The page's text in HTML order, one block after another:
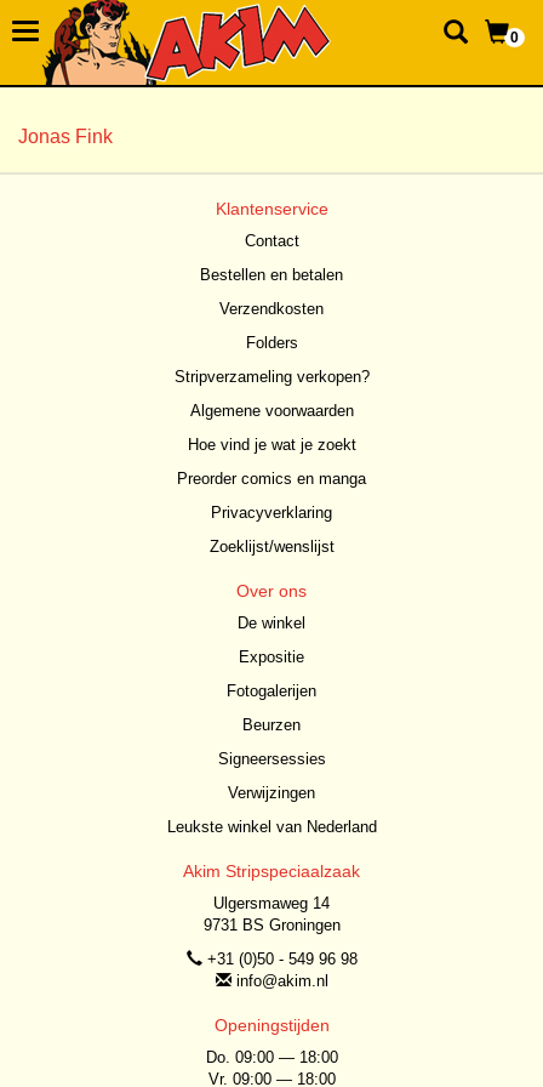
0
Jonas Fink
Klantenservice
Contact
Bestellen en betalen
Verzendkosten
Folders
Stripverzameling verkopen?
Algemene voorwaarden
Hoe vind je wat je zoekt
Preorder comics en manga
Privacyverklaring
Zoeklijst/wenslijst
Over ons
De winkel
Expositie
Fotogalerijen
Beurzen
Signeersessies
Verwijzingen
Leukste winkel van Nederland
Akim Stripspeciaalzaak
Ulgersmaweg 14
9731 BS Groningen
+31 (0)50 - 549 96 98
info@akim.nl
Openingstijden
Do. 09:00 — 18:00
Vr. 09:00 — 18:00